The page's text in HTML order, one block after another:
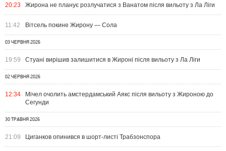
20:23 Жирона не планує розлучатися з Ванатом після вильоту з Ла Ліги
11:42 Вітсель покине Жирону — Сола
03 ЧЕРВНЯ 2026
19:59 Стуані вирішив залишитися в Жироні після вильоту з Ла Ліги
02 ЧЕРВНЯ 2026
12:34
Мічел очолить амстердамський Аякс після вильоту з Жироною до
Сегунди
30 ТРАВНЯ 2026
21:09 Циганков опинився в шорт-листі Трабзонспора